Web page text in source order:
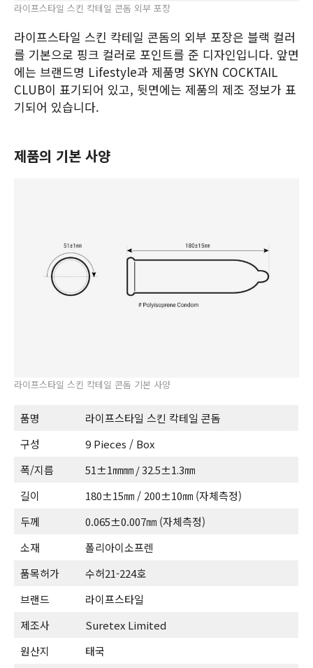
라이프스타일 스킨 칵테일 콘돔 외부 포장
라이프스타일 스킨 칵테일 콘돔의 외부 포장은 블랙 컬러
를 기본으로 핑크 컬러로 포인트를 준 디자인입니다. 앞면
에는 브랜드명 Lifestyle과 제품명 SKYN COCKTAIL
CLUB이 표기되어 있고, 뒷면에는 제품의 제조 정보가 표
기되어 있습니다.
제품의 기본 사양
라이프스타일 스킨 칵테일 콘돔 기본 사양
품명
라이프스타일 스킨 칵테일 콘돔
구성
9 Pieces / Box
폭/지름
51±1㎜㎜ / 32.5±1.3㎜
길이
180±15㎜ / 200±10㎜ (자체측정)
두께
0.065±0.007㎜ (자체측정)
소재
폴리아이소프렌
품목허가
수허21-224호
브랜드
라이프스타일
제조사
Suretex Limited
원산지
태국